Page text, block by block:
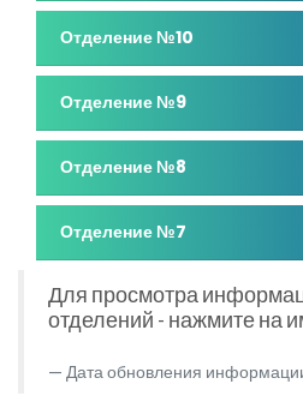
Отделение №10
Отделение №9
Отделение №8
Отделение №7
Для просмотра
отделений - нажмите на
Дата обновления